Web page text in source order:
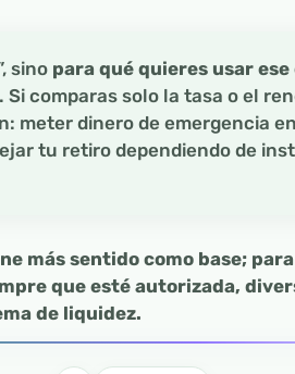
sino para qué quieres usar
. Si comparas solo la tasa o el
meter dinero de emergencia
tu retiro dependiendo de
más sentido como base;
que esté autorizada,
de liquidez.